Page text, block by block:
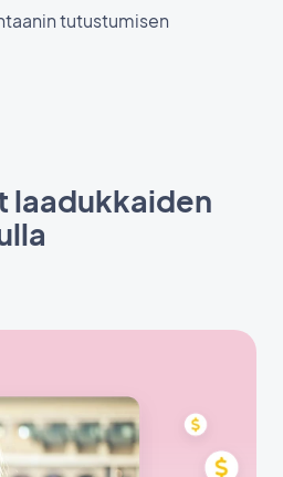
tutustumisen
laadukkaiden